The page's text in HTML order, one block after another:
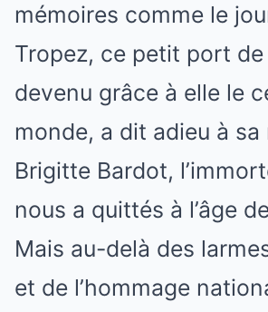
mémoires comme le
Tropez, ce petit port
devenu grâce à elle le
monde, a dit adieu à sa
Brigitte Bardot,
nous a quittés à l’âge
Mais au-delà des
et de l’hommage